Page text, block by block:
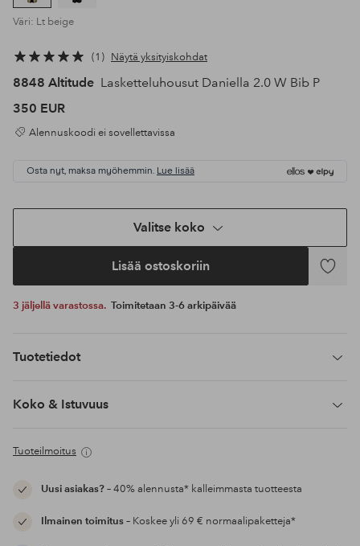
Väri: Lt beige
1 Näytä yksityiskohdat
8848 Altitude Lasketteluhousut Daniella 2.0 W Bib P
350 EUR
Alennuskoodi ei sovellettavissa
Osta nyt, maksa myöhemmin. Lue lisää
Valitse koko
Lisää ostoskoriin
Lisää
3 jäljellä varastossa. Toimitetaan 3-6 arkipäivää
Tuotetiedot
Koko & Istuvuus
Tuoteilmoitus
Uusi asiakas?– 40% alennusta* kalleimmasta tuotteesta
Ilmainen toimitus– Koskee yli 69 € normaalipaketteja*